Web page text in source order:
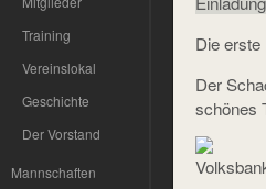
Training
Vereinslokal
Geschichte
Der Vorstand
Mannschaften
Die
Der
schönes